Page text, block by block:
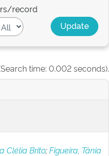
record
time: 0.002 seconds).
Clélia Brito;Figueira, Tânia